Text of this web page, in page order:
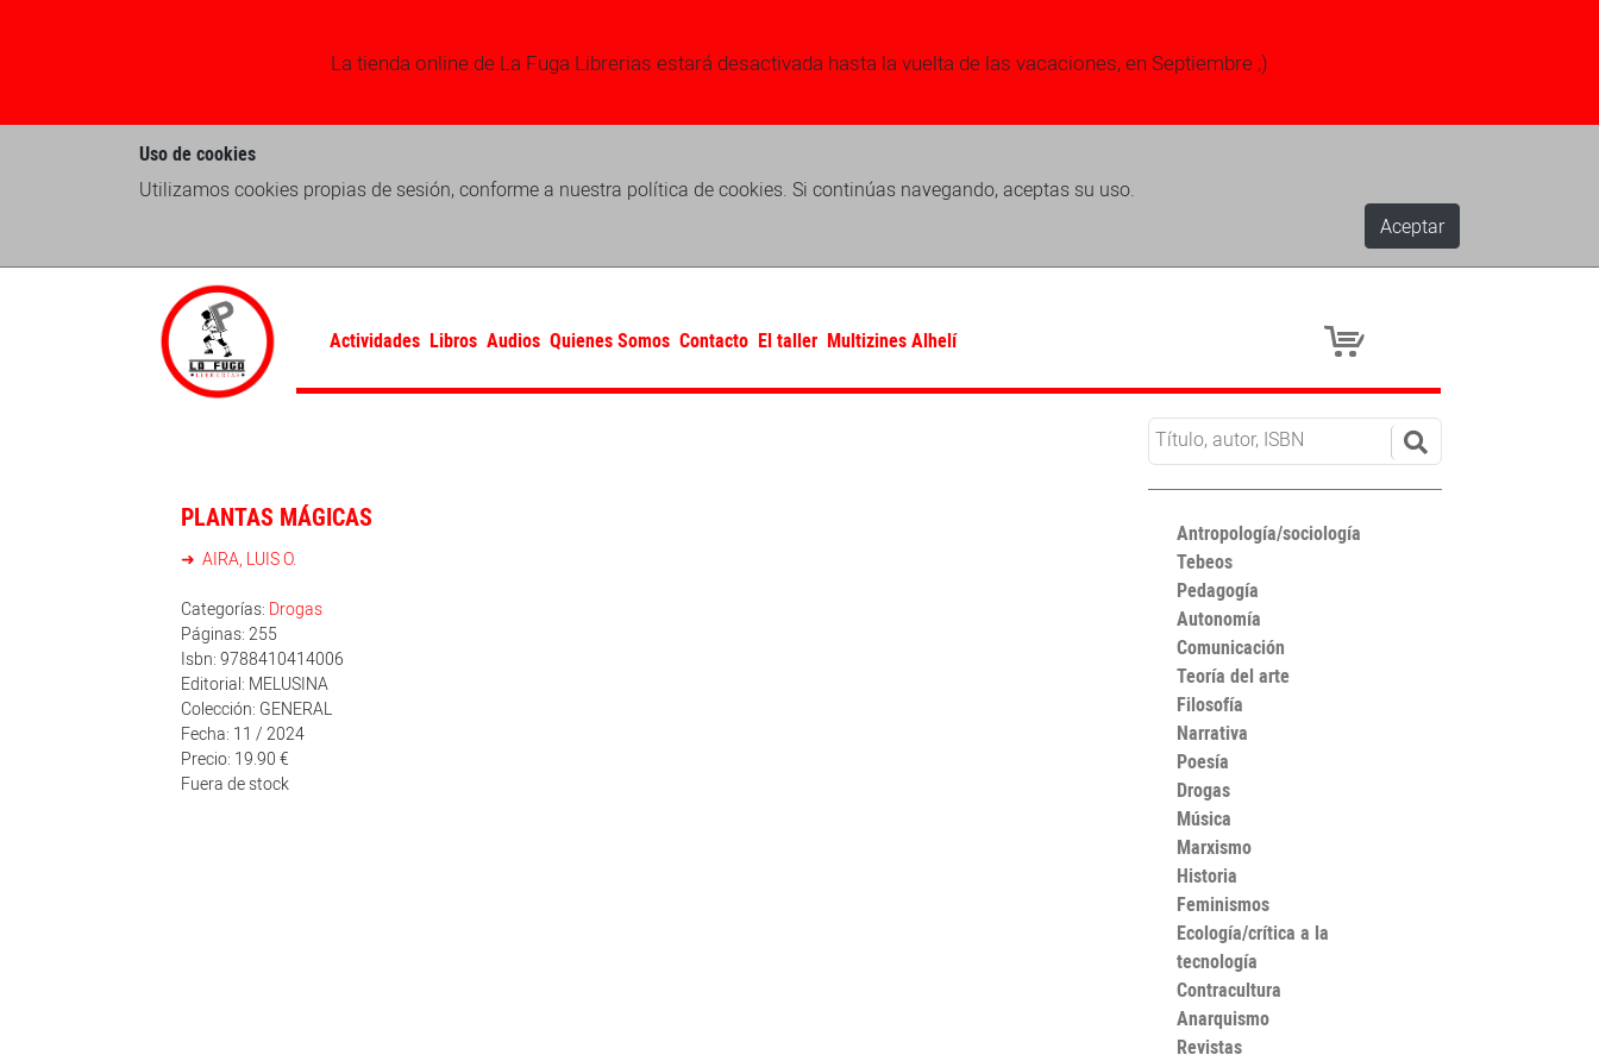
La tienda online de La Fuga Librerias estará desactivada hasta la vuelta de las vacaciones, en Septiembre ;)
Uso de cookies
Utilizamos cookies propias de sesión, conforme a nuestra política de cookies. Si continúas navegando, aceptas su uso.
Aceptar
Actividades Libros Audios Quienes Somos Contacto El taller Multizines Alhelí
PLANTAS MÁGICAS
AIRA, LUIS O.
Categorías: Drogas
Páginas: 255
Isbn: 9788410414006
Editorial: MELUSINA
Colección: GENERAL
Fecha: 11 / 2024
Precio: 19.90 €
Fuera de stock
Antropología/sociología
Tebeos
Pedagogía
Autonomía
Comunicación
Teoría del arte
Filosofía
Narrativa
Poesía
Drogas
Música
Marxismo
Historia
Feminismos
Ecología/crítica a la
tecnología
Contracultura
Anarquismo
Revistas